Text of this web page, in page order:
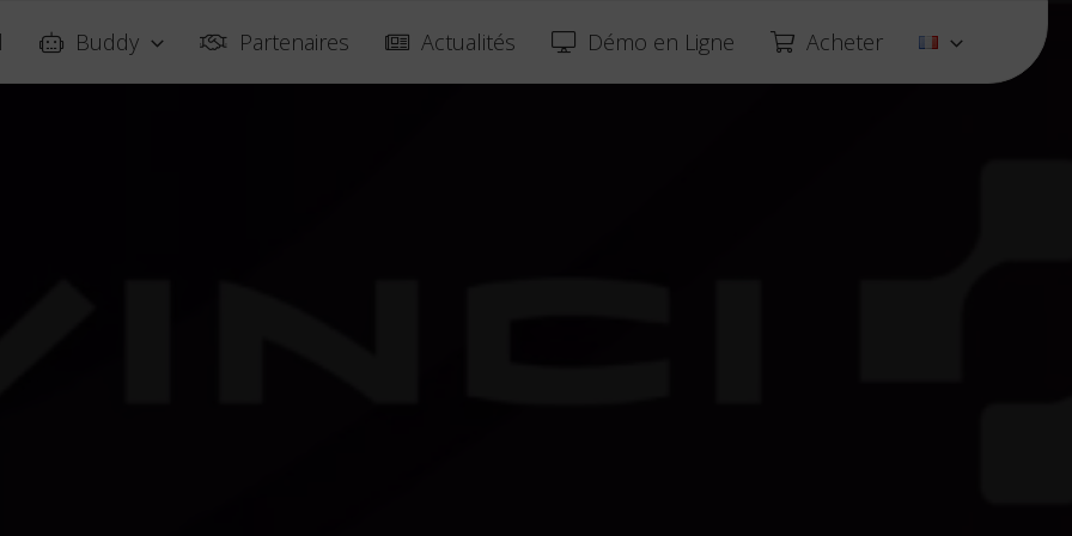
Buddy Partenaires Actualités Démo en Ligne Acheter